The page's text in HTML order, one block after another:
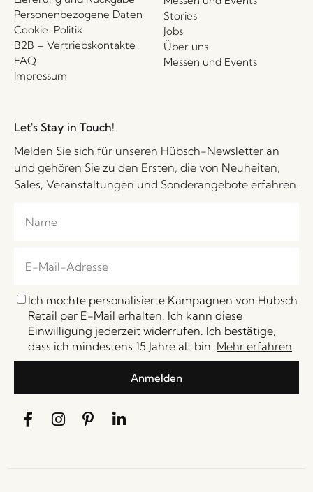
Personenbezogene Daten
Cookie-Politik
B2B – Vertriebskontakte
FAQ
Impressum
Stories
Jobs
Über uns
Messen und Events
Let's Stay in Touch!
Melden Sie sich für unseren Hübsch-Newsletter an
und gehören Sie zu den Ersten, die von Neuheiten,
Sales, Veranstaltungen und Sonderangebote erfahren.
Ich möchte personalisierte Kampagnen von Hübsch
Retail per E-Mail erhalten. Ich kann diese
Einwilligung jederzeit widerrufen. Ich bestätige,
dass ich mindestens 15 Jahre alt bin. Mehr erfahren
Anmelden